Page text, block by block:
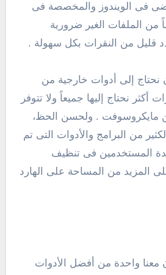
فى الويندوز والمخصصة فى
من الملفات الغير ضرورية
قليل من النقرات بكل سهولة .
نحتاج إلى أدوات خارجية من
أكثر نحتاج إليها جميعاً ولا تتوفر
مايكروسوفت . ولحسن الحظ،
من البرامج والأدوات التى تم
المستخدمين فى تنظيف
المزيد من المساحة على الهارد
معنا واحدة من أفضل الأدوات